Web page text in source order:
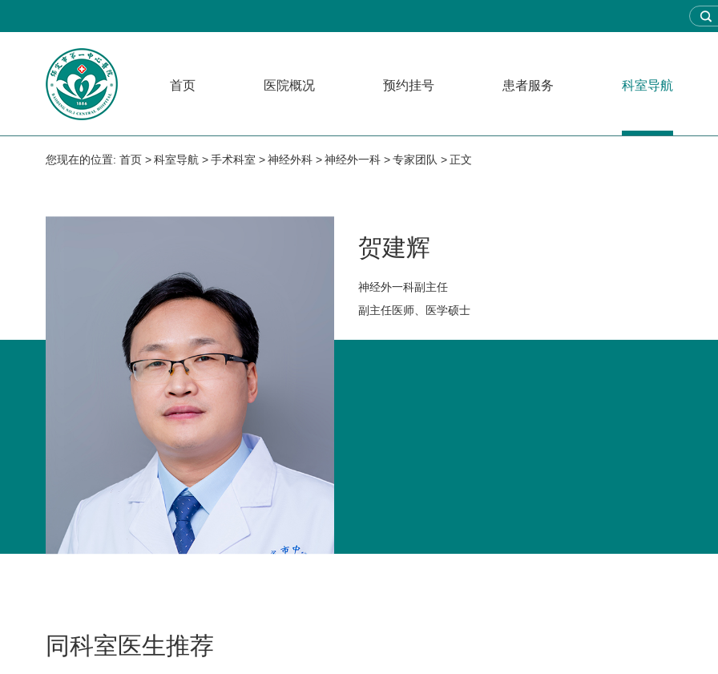
首页 医院概况 预约挂号 患者服务 科室导航
您现在的位置: 首页 科室导航 手术科室 神经外科 神经外一科 专家团队 正文
贺建辉
神经外一科副主任
副主任医师、医学硕士
同科室医生推荐